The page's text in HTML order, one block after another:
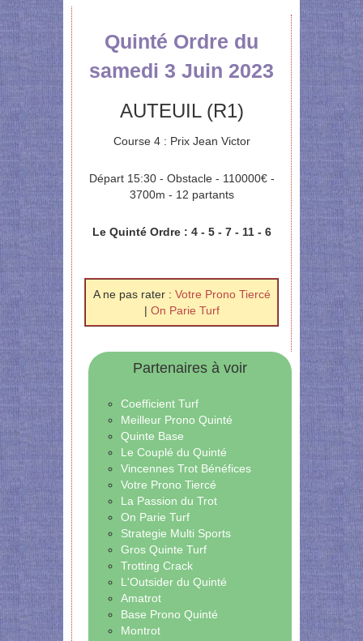
Quinté Ordre du
samedi 3 Juin 2023
AUTEUIL (R1)
Course 4 : Prix Jean Victor
Départ 15:30 - Obstacle - 110000€ -
3700m - 12 partants
Le Quinté Ordre : 4 - 5 - 7 - 11 - 6
A ne pas rater : Votre Prono Tiercé
| On Parie Turf
Partenaires à voir
Coefficient Turf
Meilleur Prono Quinté
Quinte Base
Le Couplé du Quinté
Vincennes Trot Bénéfices
Votre Prono Tiercé
La Passion du Trot
On Parie Turf
Strategie Multi Sports
Gros Quinte Turf
Trotting Crack
L'Outsider du Quinté
Amatrot
Base Prono Quinté
Montrot